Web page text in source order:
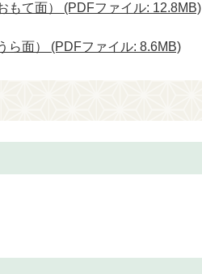
もて面） (PDFファイル: 12.8MB)
ら面） (PDFファイル: 8.6MB)